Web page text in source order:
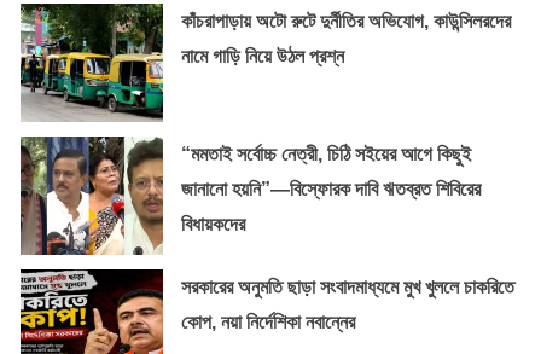
কাঁচরাপাড়ায় অটো রুটে দুর্নীতির অভিযোগ, কাউন্সিলরদের
নামে গাড়ি নিয়ে উঠল প্রশ্ন
“মমতাই সর্বোচ্চ নেত্রী, চিঠি সইয়ের আগে কিছুই
জানানো হয়নি”—বিস্ফোরক দাবি ঋতব্রত শিবিরের
বিধায়কদের
সরকারের অনুমতি ছাড়া সংবাদমাধ্যমে মুখ খুললে চাকরিতে
কোপ, নয়া নির্দেশিকা নবান্নের